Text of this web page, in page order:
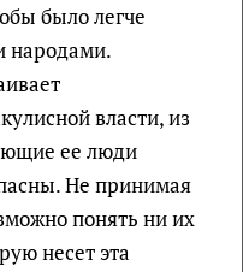
было легче
народами.
власти, из
ее люди
Не принимая
понять ни их
несет эта